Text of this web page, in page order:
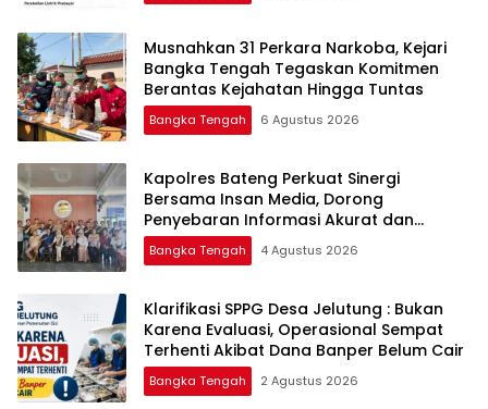
Musnahkan 31 Perkara Narkoba, Kejari
Bangka Tengah Tegaskan Komitmen
Berantas Kejahatan Hingga Tuntas
Bangka Tengah 6 Agustus 2026
‎Kapolres Bateng Perkuat Sinergi
Bersama Insan Media, Dorong
Penyebaran Informasi Akurat dan
Layanan Polri 110
Bangka Tengah 4 Agustus 2026
‎Klarifikasi SPPG Desa Jelutung : Bukan
Karena Evaluasi, Operasional Sempat
Terhenti Akibat Dana Banper Belum Cair
Bangka Tengah 2 Agustus 2026